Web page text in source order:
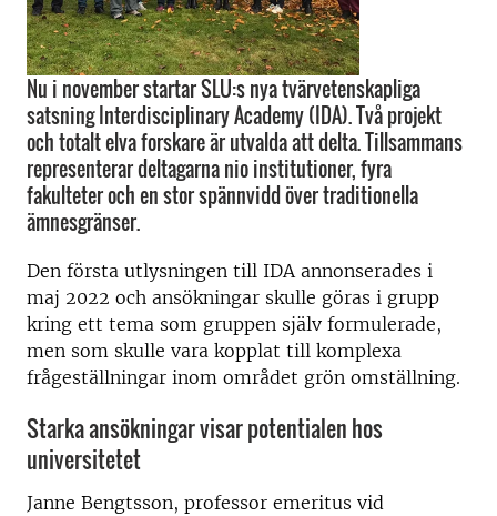
Nu i november startar SLU:s nya tvärvetenskapliga
satsning Interdisciplinary Academy (IDA). Två projekt
och totalt elva forskare är utvalda att delta. Tillsammans
representerar deltagarna nio institutioner, fyra
fakulteter och en stor spännvidd över traditionella
ämnesgränser.
Den första utlysningen till IDA annonserades i
maj 2022 och ansökningar skulle göras i grupp
kring ett tema som gruppen själv formulerade,
men som skulle vara kopplat till komplexa
frågeställningar inom området grön omställning.
Starka ansökningar visar potentialen hos
universitetet
Janne Bengtsson, professor emeritus vid